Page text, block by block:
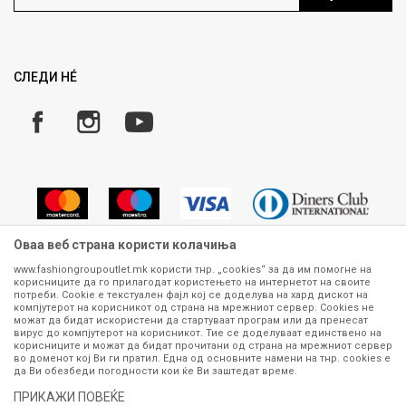
Замена и рефундација на производи
Плаќање
СЛЕДИ НÉ
Сите информации околу производите кои се изложени на нашата
онлајн продавница се стремиме да бидат конкретни, точни и прецизни,
меѓутоа не можеме да гарантираме дека се без ниту една грешка или
пак дека сите производи во моментот се достапни на залиха.
Фотографиите се најверодостојниот приказ на производот. Доколку
дојде до потреба за замена на производ или рефундација, процедурата
контактирајте не на телефонскиот број 070 275 363 или на е-
Оваа веб страна користи колачиња
www.fashiongroupoutlet.mk користи тнр. „cookies“ за да им помогне на
корисниците да го прилагодат користењето на интернетот на своите
потреби. Cookie е текстуален фајл кој се доделува на хард дискот на
компјутерот на корисникот од страна на мрежниот сервер. Cookies не
можат да бидат искористени да стартуваат програм или да пренесат
вирус до компјутерот на корисникот. Тие се доделуваат единствено на
корисниците и можат да бидат прочитани од страна на мрежниот сервер
во доменот кој Ви ги пратил. Една од основните намени на тнр. сookies е
да Ви обезбеди погодности кои ќе Ви заштедат време.
ПРИКАЖИ ПОВЕЌЕ